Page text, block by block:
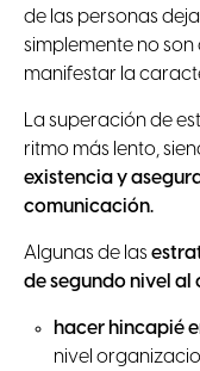
de las personas
simplemente no son
manifestar la
La superación de
ritmo más lento,
existencia y
comunicación.
Algunas de las
de segundo nivel al
hacer hincapié
nivel